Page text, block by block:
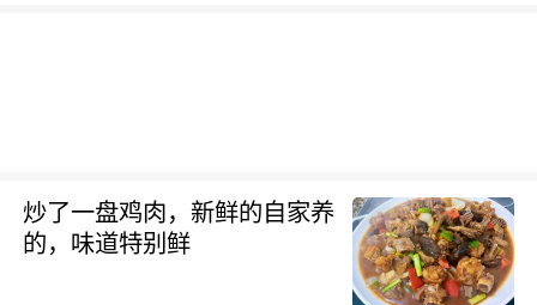
炒了一盘鸡肉，新鲜的自家养
的，味道特别鲜